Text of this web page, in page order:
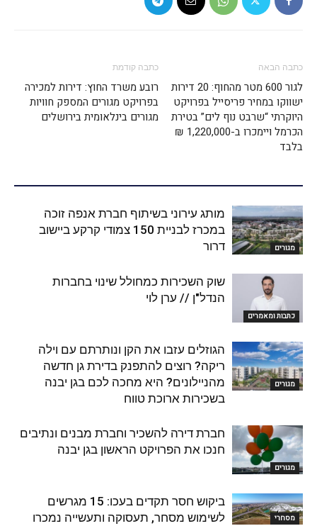
כתבה קודמת
רובע משרד החוץ: דירות למכירה
בפרויקט מגורים המספק חוויות
מגורים בינלאומית בירושלים
כתבה הבאה
לגור 600 מטר מהחוף: 20 דירות
ישווקו במחיר פריסייל בפרויקט
היוקרתי “שרבט נוף לים” בטירת
הכרמל ויימכרו ב-1,220,000 ₪
בלבד
מגורים
מותג עירוני בשיתוף חברת אנפה זוכה
במכרז לבניית 150 צמודי קרקע ביישוב
דרור
כתבות ומאמרים
שוק השכירות כמחולל שינוי בחברות
הנדל"ן // ערן לוי
מגורים
הגוזלים עזבו את הקן ונותרתם עם וילה
ריקה? רוצים להתפנק בדירת גן חדשה
מהניילונים? היא מחכה לכם בגן יבנה
בשכירות ארוכת טווח
מגורים
חברת דירה להשכיר וחברת מבנים ונתיבים
חנכו את הפרויקט הראשון בגן יבנה
מסחרי
ביקוש חסר תקדים בעכו: 15 מגרשים
לשימוש מסחר, תעסוקה ותעשייה נמכרו